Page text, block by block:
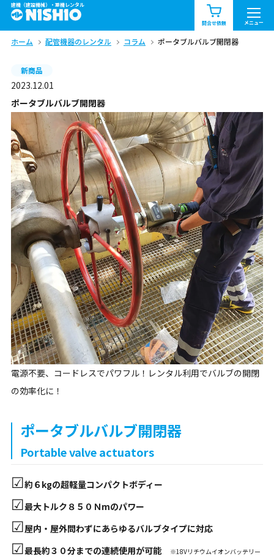
建機（建設機械）・重機レンタル
問合せ依頼 メニュー
商品一覧 お知らせ一覧
問合せ依頼リスト お問合せ
北海道
中部 関西 中国・四国
九州・沖縄（外部）
ホーム 配管機器のレンタル コラム ポータブルバルブ開閉器
新商品
2023.12.01
ポータブルバルブ開閉器
電源不要、コードレスでパワフル！レンタル利用でバルブの開閉
の効率化に！
ポータブルバルブ開閉器
Portable valve actuators
☑約６kgの超軽量コンパクトボディー
☑最大トルク８５０Ｎmのパワー
☑屋内・屋外問わずにあらゆるバルブタイプに対応
☑最長約３０分までの連続使用が可能
※18Vリチウムイオンバッテリー